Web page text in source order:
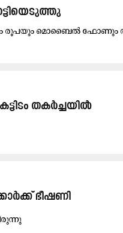
രൂ​പ​യും മൊ​ബൈ​ൽ ഫോ​ണും
തകർച്ചയിൽ
ഭീഷണി